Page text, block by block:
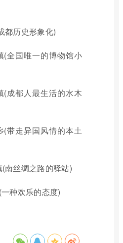
都历史形象化)
(全国唯一的博物馆小
(成都人最生活的水木
(带走异国风情的本土
南丝绸之路的驿站)
种欢乐的态度)